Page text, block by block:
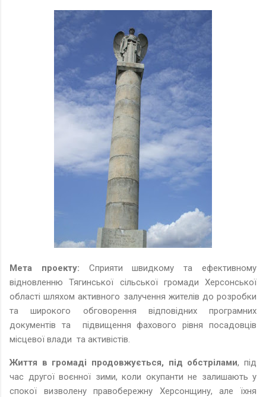
Мета проекту: Сприяти швидкому та ефективному
відновленню Тягинської сільської громади Херсонської
області шляхом активного залучення жителів до розробки
та широкого обговорення відповідних програмних
документів та підвищення фахового рівня посадовців
місцевої влади та активістів.
Життя в громаді продовжується, під обстрілами, під
час другої воєнної зими, коли окупанти не залишають у
спокої визволену правобережну Херсонщину, але їхня